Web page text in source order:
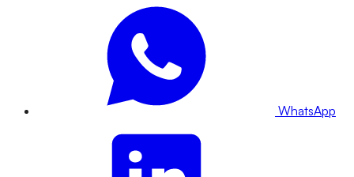
WhatsApp